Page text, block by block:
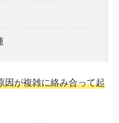
因が複雑に絡み合って起